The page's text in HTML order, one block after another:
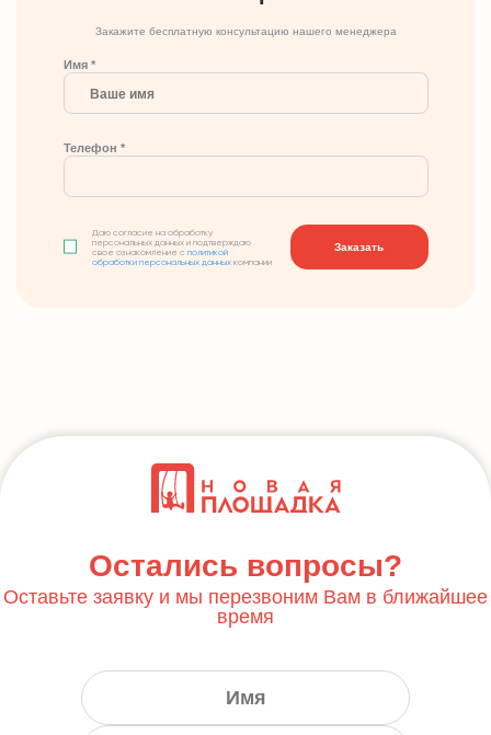
Закажите бесплатную консультацию нашего менеджера
Имя *
Телефон *
Даю согласие на обработку
персональных данных и подтверждаю
свое ознакомление с политикой
обработки персональных данныхкомпании
Заказать
Остались вопросы?
Оставьте заявку и мы перезвоним Вам в ближайшее
время